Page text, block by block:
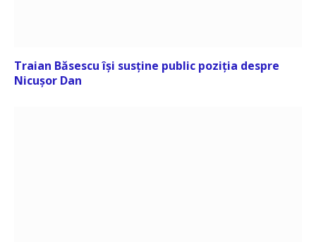
Traian Băsescu își susține public poziția despre
Nicușor Dan